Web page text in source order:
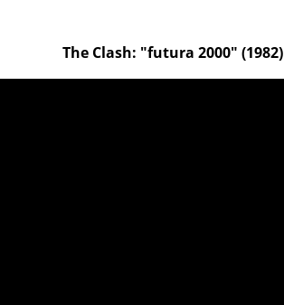
The Clash: "futura 2000" (1982)